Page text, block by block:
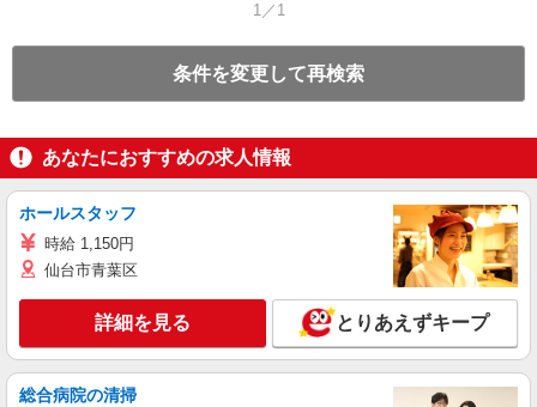
1／1
条件を変更して再検索
あなたにおすすめの求人情報
ホールスタッフ
時給 1,150円
仙台市青葉区
詳細を見る とりあえずキープ
総合病院の清掃